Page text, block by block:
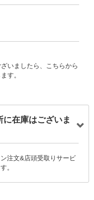
いましたら、こちらから
す。
在庫はございま
注文&店頭受取りサービ
。